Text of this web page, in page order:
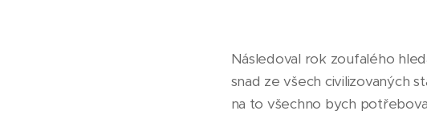
Následoval rok zoufalého
snad ze všech civilizovaných
na to všechno bych